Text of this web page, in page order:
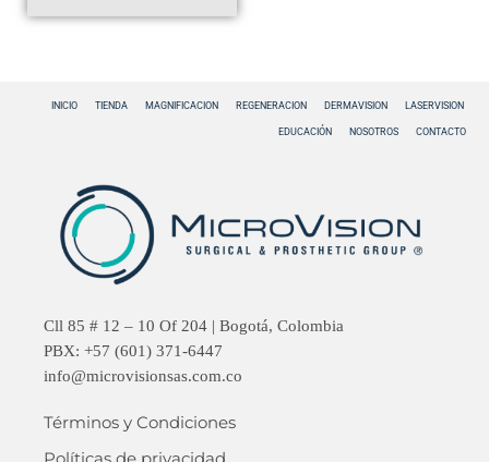
INICIO TIENDA MAGNIFICACION REGENERACION DERMAVISION LASERVISION
EDUCACIÓN NOSOTROS CONTACTO
Términos y Condiciones
Cll 85 # 12 – 10 Of 204 | Bogotá, Colombia
PBX: +57 (601) 371-6447
info@microvisionsas.com.co